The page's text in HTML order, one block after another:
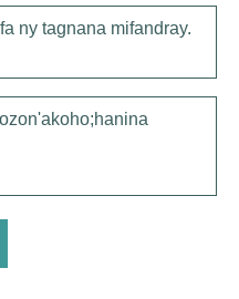
ny tagnana mifandray.